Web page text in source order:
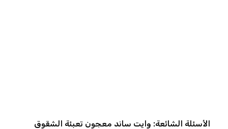
الأسئلة الشائعة: وايت ساند معجون تعبئة الشقوق